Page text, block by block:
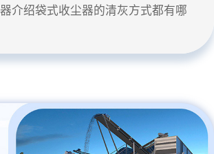
介绍袋式收尘器的清灰方式都有哪